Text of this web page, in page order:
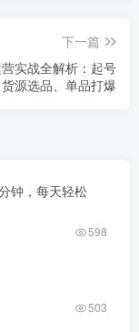
下一篇
实战全解析：起号
源选品、单品打爆
钟，每天轻松
598
503